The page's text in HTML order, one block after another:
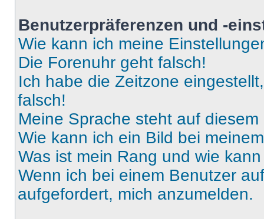
Benutzerpräferenzen und -
Wie kann ich meine
Die Forenuhr geht falsch!
Ich habe die Zeitzone
falsch!
Meine Sprache steht auf
Wie kann ich ein Bild bei
Was ist mein Rang und wie
Wenn ich bei einem Benutzer
aufgefordert, mich anzumelden.